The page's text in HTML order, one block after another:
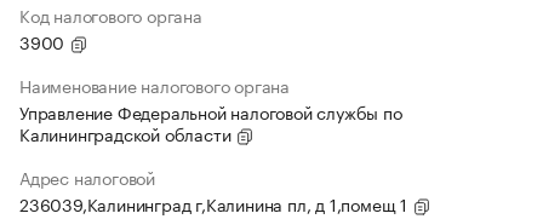
Код налогового органа
3900
Наименование налогового органа
Управление Федеральной налоговой службы по
Калининградской области
Адрес налоговой
236039,Калининград г,Калинина пл, д 1,помещ 1